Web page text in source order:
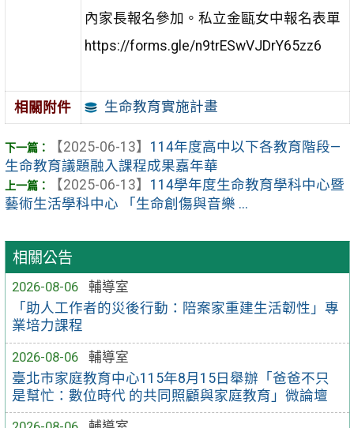
相關公告
2026-08-06
輔導室
「助人工作者的災後行動：陪案家重建生活韌性」專
業培力課程
2026-08-06
輔導室
臺北市家庭教育中心115年8月15日舉辦「爸爸不只
是幫忙：數位時代 的共同照顧與家庭教育」微論壇
內家長報名參加。私立金甌女中報名表單
https://forms.gle/n9trESwVJDrY65zz6
相關附件 生命教育實施計畫
【2025-06-13】 114年度高中以下各教育階段—
生命教育議題融入課程成果嘉年華
【2025-06-13】 114學年度生命教育學科中心暨
藝術生活學科中心 「生命創傷與音樂 ...